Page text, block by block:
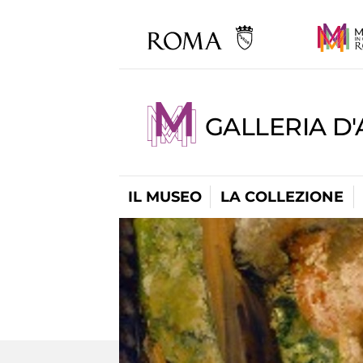
GALLERIA
IL MUSEO LA COLLEZIONE